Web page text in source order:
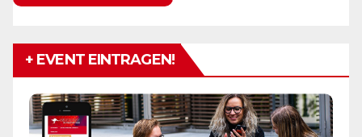
+ EVENT EINTRAGEN!